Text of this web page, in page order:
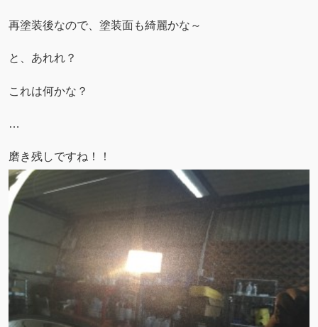
再塗装後なので、塗装面も綺麗かな～
と、あれれ？
これは何かな？
…
磨き残しですね！！